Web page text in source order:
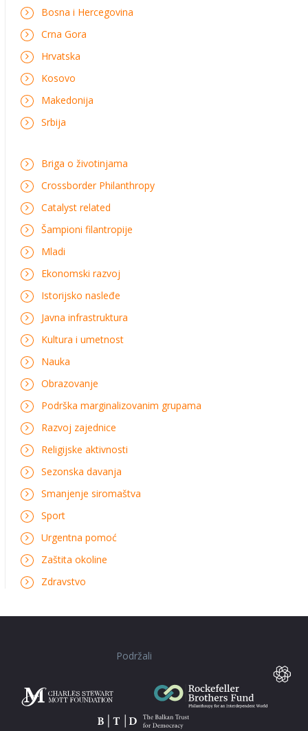
Bosna i Hercegovina
Crna Gora
Hrvatska
Kosovo
Makedonija
Srbija
Briga o životinjama
Crossborder Philanthropy
Catalyst related
Šampioni filantropije
Mladi
Ekonomski razvoj
Istorijsko nasleđe
Javna infrastruktura
Kultura i umetnost
Nauka
Obrazovanje
Podrška marginalizovanim grupama
Razvoj zajednice
Religijske aktivnosti
Sezonska davanja
Smanjenje siromaštva
Sport
Urgentna pomoć
Zaštita okoline
Zdravstvo
Podržali